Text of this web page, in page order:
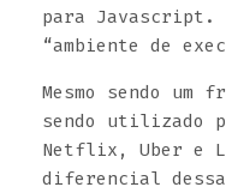
para Javascript.
“ambiente de
Mesmo sendo um
sendo utilizado
Netflix, Uber e
diferencial